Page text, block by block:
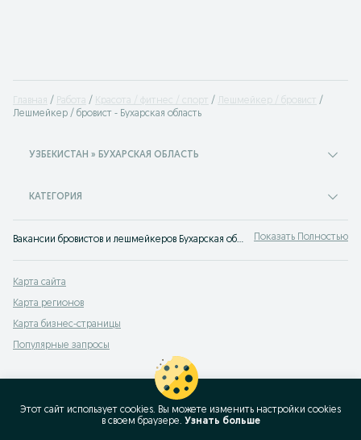
Главная Работа Красота / фитнес / спорт
Лешмейкер / бровист
Лешмейкер / бровист - Бухарская область
УЗБЕКИСТАН » БУХАРСКАЯ ОБЛАСТЬ
КАТЕГОРИЯ
Вакансии бровистов и лешмейкеров Бухарская область ⭐ в салон ✌ на съемки ⚡ в фотостудию ⭐ Большой выбор вакансий для лашмейкеров можно найти на ⮞⮞ OLX.uz Показать Полностью
Карта сайта
Карта регионов
Карта бизнес-страницы
Популярные запросы
Этот сайт использует cookies. Вы можете изменить настройки cookies
в своeм браузере. Узнать больше